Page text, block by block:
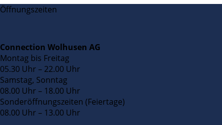
Öffnungszeiten
Connection Wolhusen AG
Montag bis Freitag
05.30 Uhr – 22.00 Uhr
Samstag, Sonntag
08.00 Uhr – 18.00 Uhr
Sonderöffnungszeiten (Feiertage)
08.00 Uhr – 13.00 Uhr